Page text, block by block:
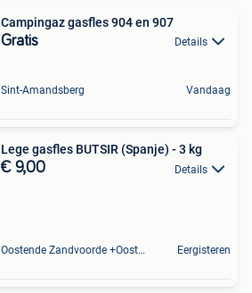
Campingaz gasfles 904 en 907
Gratis Details
Sint-Amandsberg Vandaag
Lege gasfles BUTSIR (Spanje) - 3 kg
€ 9,00 Details
Oostende Zandvoorde +Oostende Eergisteren